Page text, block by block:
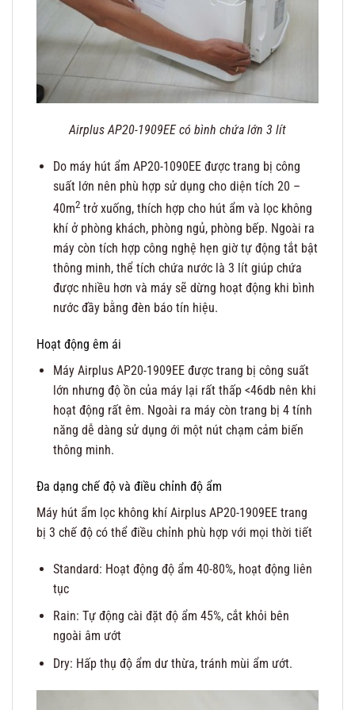
Airplus AP20-1909EE có bình chứa lớn 3 lít
Do máy hút ẩm AP20-1090EE được trang bị công
suất lớn nên phù hợp sử dụng cho diện tích 20 –
40m2trở xuống, thích hợp cho hút ẩm và lọc không
khí ở phòng khách, phòng ngủ, phòng bếp. Ngoài ra
máy còn tích hợp công nghệ hẹn giờ tự động tắt bật
thông minh, thể tích chứa nước là 3 lít giúp chứa
được nhiều hơn và máy sẽ dừng hoạt động khi bình
nước đầy bằng đèn báo tín hiệu.
Hoạt động êm ái
Máy Airplus AP20-1909EE được trang bị công suất
lớn nhưng độ ồn của máy lại rất thấp <46db nên khi
hoạt động rất êm. Ngoài ra máy còn trang bị 4 tính
năng dễ dàng sử dụng ới một nút chạm cảm biến
thông minh.
Đa dạng chế độ và điều chỉnh độ ẩm
Máy hút ẩm lọc không khí Airplus AP20-1909EE trang
bị 3 chế độ có thể điều chỉnh phù hợp với mọi thời tiết
Standard: Hoạt động độ ẩm 40-80%, hoạt động liên
tục
Rain: Tự động cài đặt độ ẩm 45%, cắt khỏi bên
ngoài âm ướt
Dry: Hấp thụ độ ẩm dư thừa, tránh mùi ẩm ướt.